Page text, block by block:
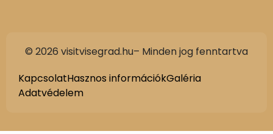
© 2026 visitvisegrad.hu– Minden jog fenntartva
KapcsolatHasznos információkGaléria
Adatvédelem